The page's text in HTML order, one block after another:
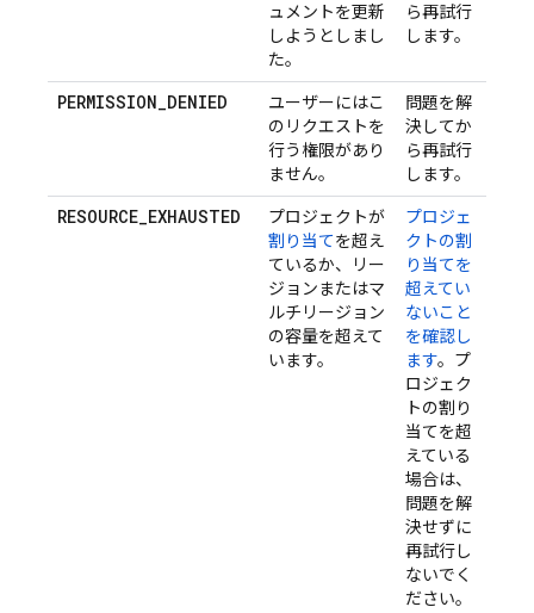
ュメントを更新
しようとしまし
た。
ら再試行
します。
PERMISSION_DENIED
ユーザーにはこ
のリクエストを
行う権限があり
ません。
問題を解
決してか
ら再試行
します。
RESOURCE_EXHAUSTED
プロジェクトが
割り当てを超え
ているか、リー
ジョンまたはマ
ルチリージョン
の容量を超えて
います。
プロジェ
クトの割
り当てを
超えてい
ないこと
を確認し
ます。プ
ロジェク
トの割り
当てを超
えている
場合は、
問題を解
決せずに
再試行し
ないでく
ださい。